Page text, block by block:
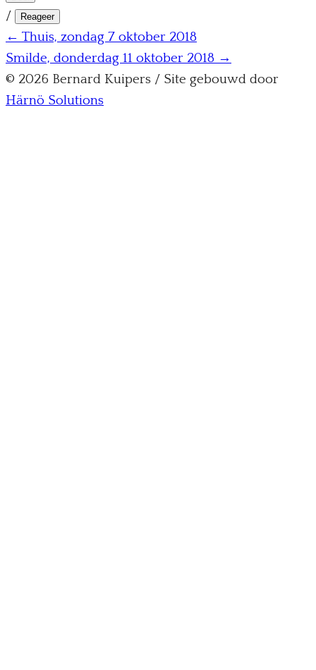
/ Reageer
← Thuis, zondag 7 oktober 2018
Smilde, donderdag 11 oktober 2018 →
© 2026 Bernard Kuipers / Site gebouwd door
Härnö Solutions